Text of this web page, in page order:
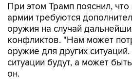
При этом Трамп пояснил,
армии требуются
оружия на случай
конфликтов. "Нам может
оружие для других
ситуации будут, а может
он.